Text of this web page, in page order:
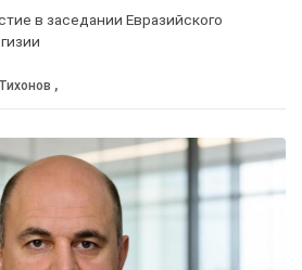
в заседании Евразийского
,